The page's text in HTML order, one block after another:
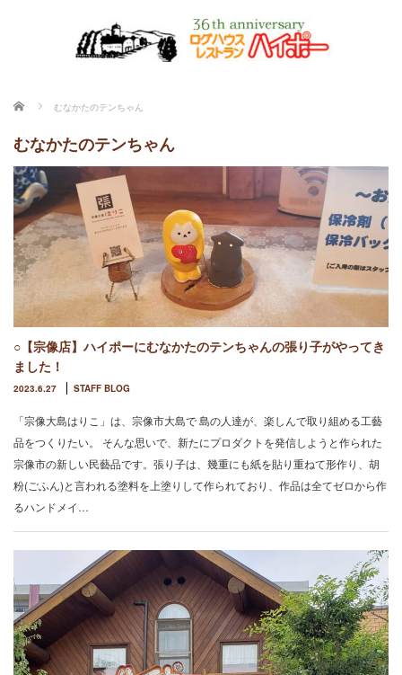
ホーム むなかたのテンちゃん
むなかたのテンちゃん
○【宗像店】ハイポーにむなかたのテンちゃんの張り子がやってき
ました！
2023.6.27 STAFF BLOG
「宗像大島はりこ」は、宗像市大島で 島の人達が、楽しんで取り組める工藝
品をつくりたい。 そんな思いで、新たにプロダクトを発信しようと作られた
宗像市の新しい民藝品です。張り子は、幾重にも紙を貼り重ねて形作り、胡
粉(ごふん)と言われる塗料を上塗りして作られており、作品は全てゼロから作
るハンドメイ…